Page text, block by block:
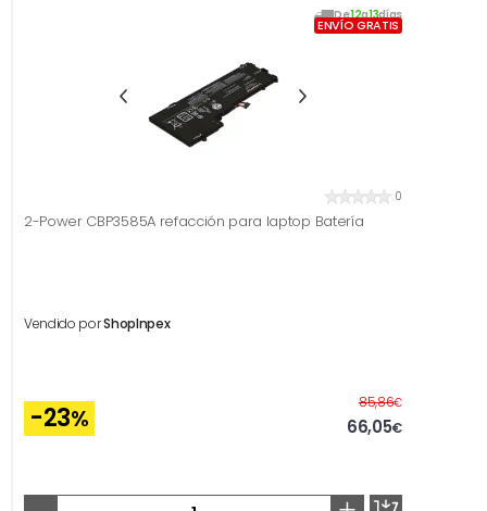
De12a13días
ENVÍO GRATIS
0
2-Power CBP3585A refacción para laptop Batería
Vendido porShopInpex
-23%
85,86€Antes
66,05€